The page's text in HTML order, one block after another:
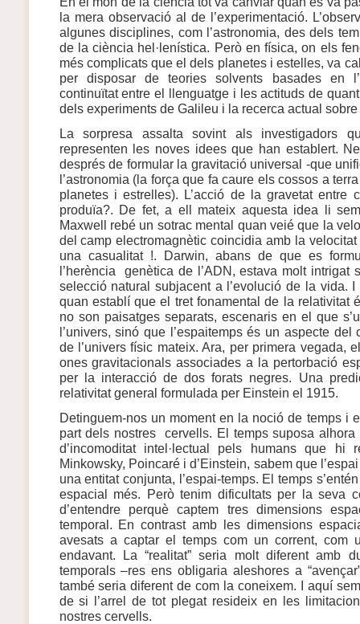
la mera observació al de l’experimentació.
algunes disciplines, com l’astronomia, des dels
de la ciència hel·lenística. Però en física, on els
més complicats que el dels planetes i estelles, va
per disposar de teories solvents basades en
continuïtat entre el llenguatge i les actituds de
dels experiments de Galileu i la recerca actual
La sorpresa assalta sovint als investigadors
representen les noves idees que han establert.
després de formular la gravitació universal -que
l’astronomia (la força que fa caure els cossos a
planetes i estrelles). L’acció de la gravetat entre
produïa?. De fet, a ell mateix aquesta idea li
Maxwell rebé un sotrac mental quan veié que la
del camp electromagnètic coincidia amb la
una casualitat !. Darwin, abans de que es
l’herència genètica de l’ADN, estava molt intrigat
selecció natural subjacent a l’evolució de la vida.
quan establí que el tret fonamental de la relativitat
no son paisatges separats, escenaris en el que
l’univers, sinó que l’espaitemps és un aspecte del
de l’univers físic mateix. Ara, per primera vegada,
ones gravitacionals associades a la pertorbació
per la interacció de dos forats negres. Una
relativitat general formulada per Einstein el 1915.
Detinguem-nos un moment en la noció de temps i
part dels nostres cervells. El temps suposa
d’incomoditat intel·lectual pels humans que hi
Minkowsky, Poincaré i d’Einstein, sabem que
una entitat conjunta, l’espai-temps. El temps
espacial més. Però tenim dificultats per la seva
d’entendre perquè captem tres dimensions
temporal. En contrast amb les dimensions
avesats a captar el temps com un corrent, com
endavant. La “realitat” seria molt diferent amb
temporals –res ens obligaria aleshores a
també seria diferent de com la coneixem. I aquí
de si l’arrel de tot plegat resideix en les
nostres cervells.